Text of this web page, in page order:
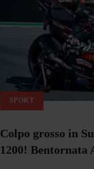
SPORT
Colpo grosso in
1200! Bentornata